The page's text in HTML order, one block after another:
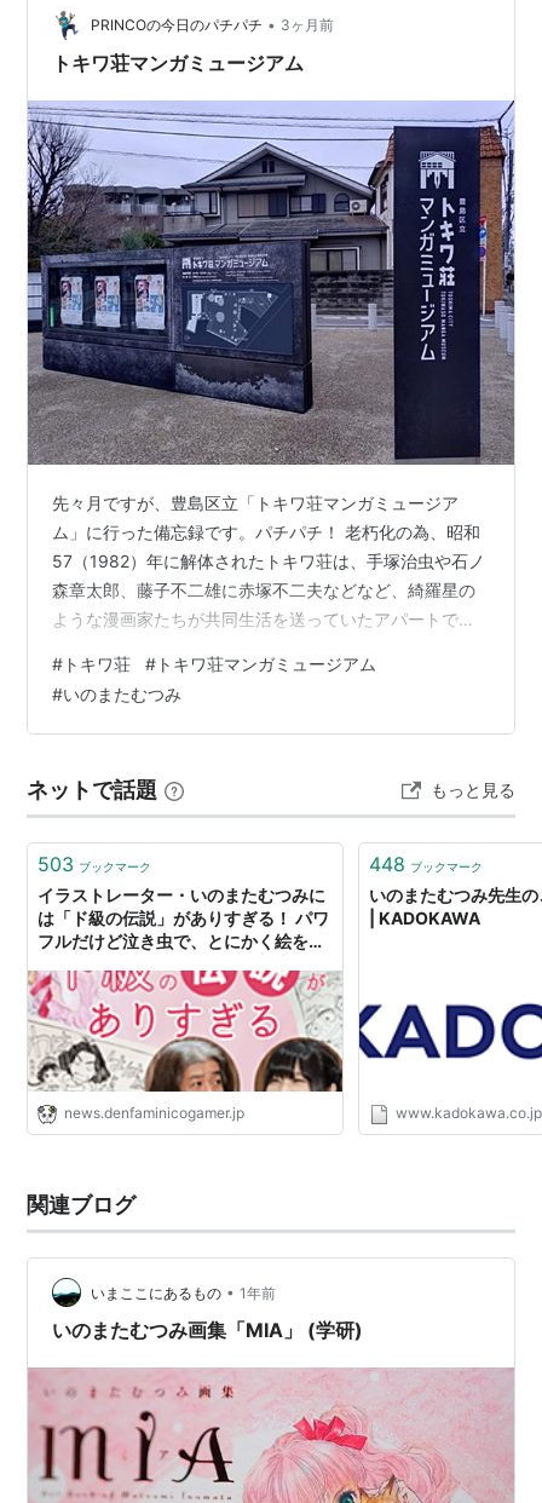
ションに入社。
葦プロダクション→カナメプロ→フリー
ゲームの原画（キャラクターデザイン）や、小説の挿絵
を主に活動している。
2009年6月24日に公式ブログを開始
http://ameblo.jp/inomata-mutsumi/
アニメ
テレビ
宇宙戦士バルディオス（作画）
戦国魔神ゴーショーグン（作画）
うる星やつら（原画）
魔境伝説アクロバンチ（キャラクターデザイン・
督・原画）
北斗の拳（原画）
CITY HUNTER（作画監督）
新世紀GPXサイバーフォーミュラ（キャラクター
ブレンパワード（メインデザイン）
機動戦士ガンダムSEED（デザイン協力）
機動戦士ガンダムSEED DESTINY（デザイン協
力）
舞-HiME（制服デザイン原案）
・・・など。
PRINCOの今日のパチパチ • 3ヶ月前
トキワ荘マンガミュージアム
先々月ですが、豊島区立「トキワ荘マンガミュージア
ム」に行った備忘録です。パチパチ！ 老朽化の為、昭和
57（1982）年に解体されたトキワ荘は、手塚治虫や石ノ
森章太郎、藤子不二雄に赤塚不二夫などなど、綺羅星の
ような漫画家たちが共同生活を送っていたアパートで
のトキワ荘をリアルに再現し、博物館として令和
2（2020）年7月に開館されました。 炊事場。彼らが愛
した町中華「まつば」のドンブリが見えます。その他、
説明くださいます。 便所。2階なのに汲み取り式なのが
スゴイ（便器から地下まで金属管が伸びている…
# トキワ荘 # トキワ荘マンガミュージアム
#いのまたむつみ
ネットで話題 もっと見る
503 ブックマーク
イラストレーター・いのまたむつみに
は「ド級の伝説」がありすぎる！ パワ
フルだけど泣き虫で、とにかく絵を描
ちが偲ぶ【一周忌座談会】永野護×川
村万梨阿×橋本正枝
news.denfaminicogamer.jp
448 ブックマーク
いのまたむつみ先生
| KADOKAWA
www.kadokawa.co.jp
関連ブログ
いまここにあるもの • 1年前
いのまたむつみ画集「MIA」 (学研)